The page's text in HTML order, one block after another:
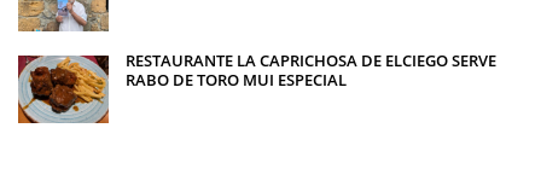
RESTAURANTE LA CAPRICHOSA DE ELCIEGO SERVE
RABO DE TORO MUI ESPECIAL